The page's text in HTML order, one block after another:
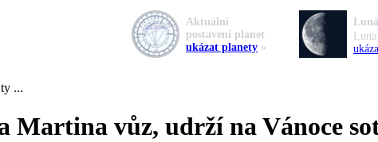
...
Martina vůz, udrží na Vánoce
Aktuální
postavení planet
ukázat planety »